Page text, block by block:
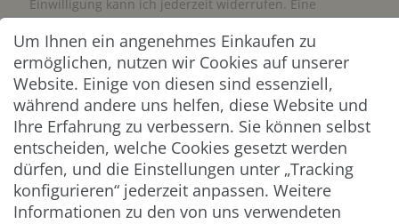
Einwilligung kann ich jederzeit widerrufen. Eine
Abmeldung vom Newsletter ist jederzeit möglich.**
Abonnieren
** Hierbei handelt es sich um ein Pflichtfeld.
ZAHLUNG & VERSAND
Um Ihnen ein angenehmes Einkaufen zu
ermöglichen, nutzen wir Cookies auf unserer
Website. Einige von diesen sind essenziell,
während andere uns helfen, diese Website und
Ihre Erfahrung zu verbessern. Sie können selbst
entscheiden, welche Cookies gesetzt werden
dürfen, und die Einstellungen unter „Tracking
konfigurieren“ jederzeit anpassen. Weitere
Informationen zu den von uns verwendeten